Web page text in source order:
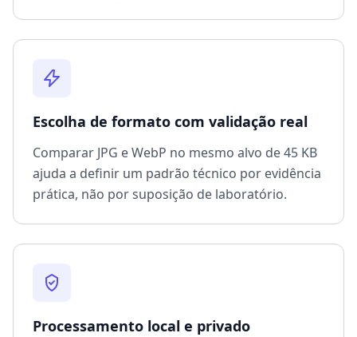
Escolha de formato com validação real
Comparar JPG e WebP no mesmo alvo de 45 KB
ajuda a definir um padrão técnico por evidência
prática, não por suposição de laboratório.
Processamento local e privado